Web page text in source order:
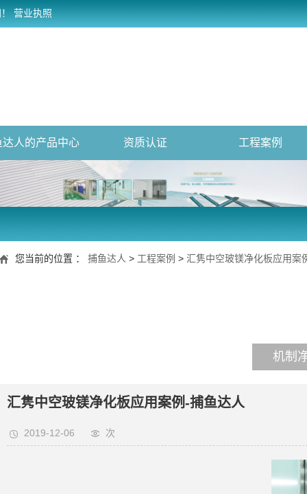
营业执照
达人的产品中心 资质认证 工程案例
您当前的位置 ： 捕鱼达人 > 工程案例 > 汇隽中空玻镁净化板应用案
机制
汇隽中空玻镁净化板应用案例-捕鱼达人
2019-12-06 次